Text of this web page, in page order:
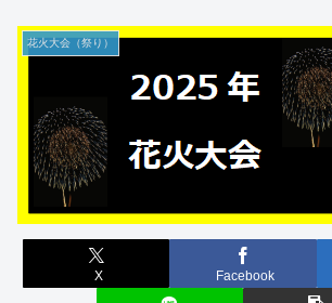
花火大会（祭り）
X Facebook